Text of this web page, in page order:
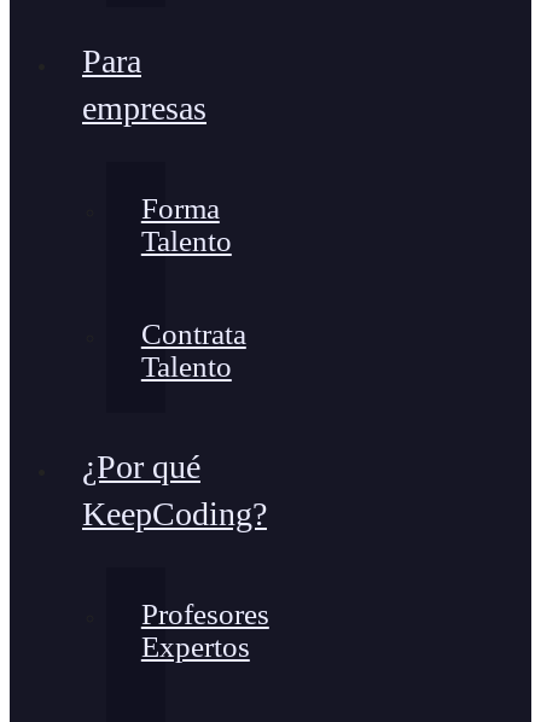
Para
empresas
Forma
Talento
Contrata
Talento
¿Por qué
KeepCoding?
Profesores
Expertos